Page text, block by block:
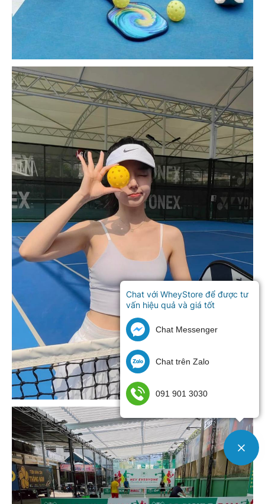
Chat với WheyStore để được tư
vấn hiệu quả và giá tốt
Chat Messenger
Chat trên Zalo
091 901 3030